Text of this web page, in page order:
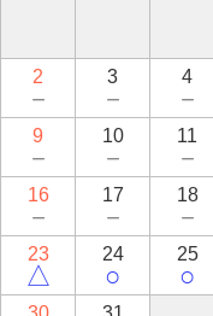
2
－
3
－
4
－
9
－
10
－
11
－
16
－
17
－
18
－
23
△
24
○
25
○